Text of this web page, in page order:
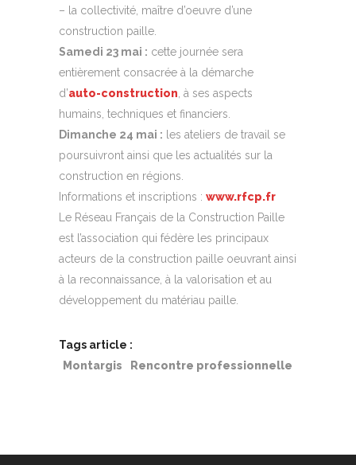
– la collectivité, maître d’oeuvre d’une
construction paille.
Samedi 23 mai : cette journée sera
entièrement consacrée à la démarche
d’auto-construction , à ses aspects
humains, techniques et financiers.
Dimanche 24 mai : les ateliers de travail se
poursuivront ainsi que les actualités sur la
construction en régions.
Informations et inscriptions : www.rfcp.fr
Le Réseau Français de la Construction Paille
est l’association qui fédère les principaux
acteurs de la construction paille oeuvrant ainsi
à la reconnaissance, à la valorisation et au
développement du matériau paille.
Tags article :
Montargis
Rencontre professionnelle